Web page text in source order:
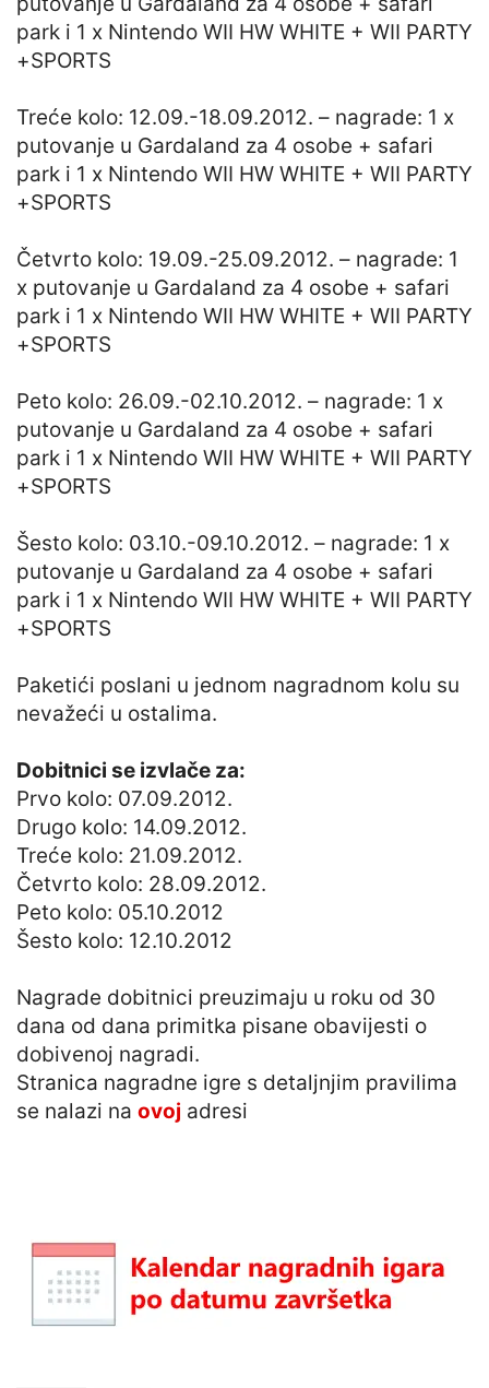
park i 1 x Nintendo WII HW WHITE + WII PARTY
+SPORTS
Treće kolo: 12.09.-18.09.2012. – nagrade: 1 x
putovanje u Gardaland za 4 osobe + safari
park i 1 x Nintendo WII HW WHITE + WII PARTY
+SPORTS
Četvrto kolo: 19.09.-25.09.2012. – nagrade: 1
x putovanje u Gardaland za 4 osobe + safari
park i 1 x Nintendo WII HW WHITE + WII PARTY
+SPORTS
Peto kolo: 26.09.-02.10.2012. – nagrade: 1 x
putovanje u Gardaland za 4 osobe + safari
park i 1 x Nintendo WII HW WHITE + WII PARTY
+SPORTS
Šesto kolo: 03.10.-09.10.2012. – nagrade: 1 x
putovanje u Gardaland za 4 osobe + safari
park i 1 x Nintendo WII HW WHITE + WII PARTY
+SPORTS
Paketići poslani u jednom nagradnom kolu su
nevažeći u ostalima.
Dobitnici se izvlače za:
Prvo kolo: 07.09.2012.
Drugo kolo: 14.09.2012.
Treće kolo: 21.09.2012.
Četvrto kolo: 28.09.2012.
Peto kolo: 05.10.2012
Šesto kolo: 12.10.2012
Nagrade dobitnici preuzimaju u roku od 30
dana od dana primitka pisane obavijesti o
dobivenoj nagradi.
Stranica nagradne igre s detaljnjim pravilima
se nalazi na ovoj adresi